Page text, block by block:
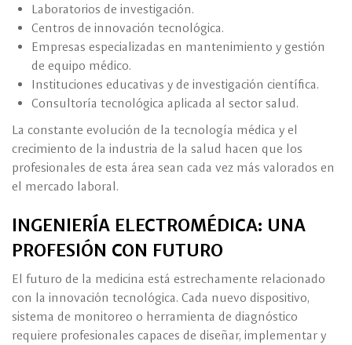
Laboratorios de investigación.
Centros de innovación tecnológica.
Empresas especializadas en mantenimiento y gestión
de equipo médico.
Instituciones educativas y de investigación científica.
Consultoría tecnológica aplicada al sector salud.
La constante evolución de la tecnología médica y el
crecimiento de la industria de la salud hacen que los
profesionales de esta área sean cada vez más valorados en
el mercado laboral.
INGENIERÍA ELECTROMÉDICA: UNA
PROFESIÓN CON FUTURO
El futuro de la medicina está estrechamente relacionado
con la innovación tecnológica. Cada nuevo dispositivo,
sistema de monitoreo o herramienta de diagnóstico
requiere profesionales capaces de diseñar, implementar y